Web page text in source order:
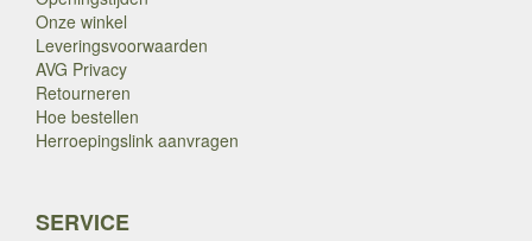
Onze winkel
Leveringsvoorwaarden
AVG Privacy
Retourneren
Hoe bestellen
Herroepingslink aanvragen
SERVICE